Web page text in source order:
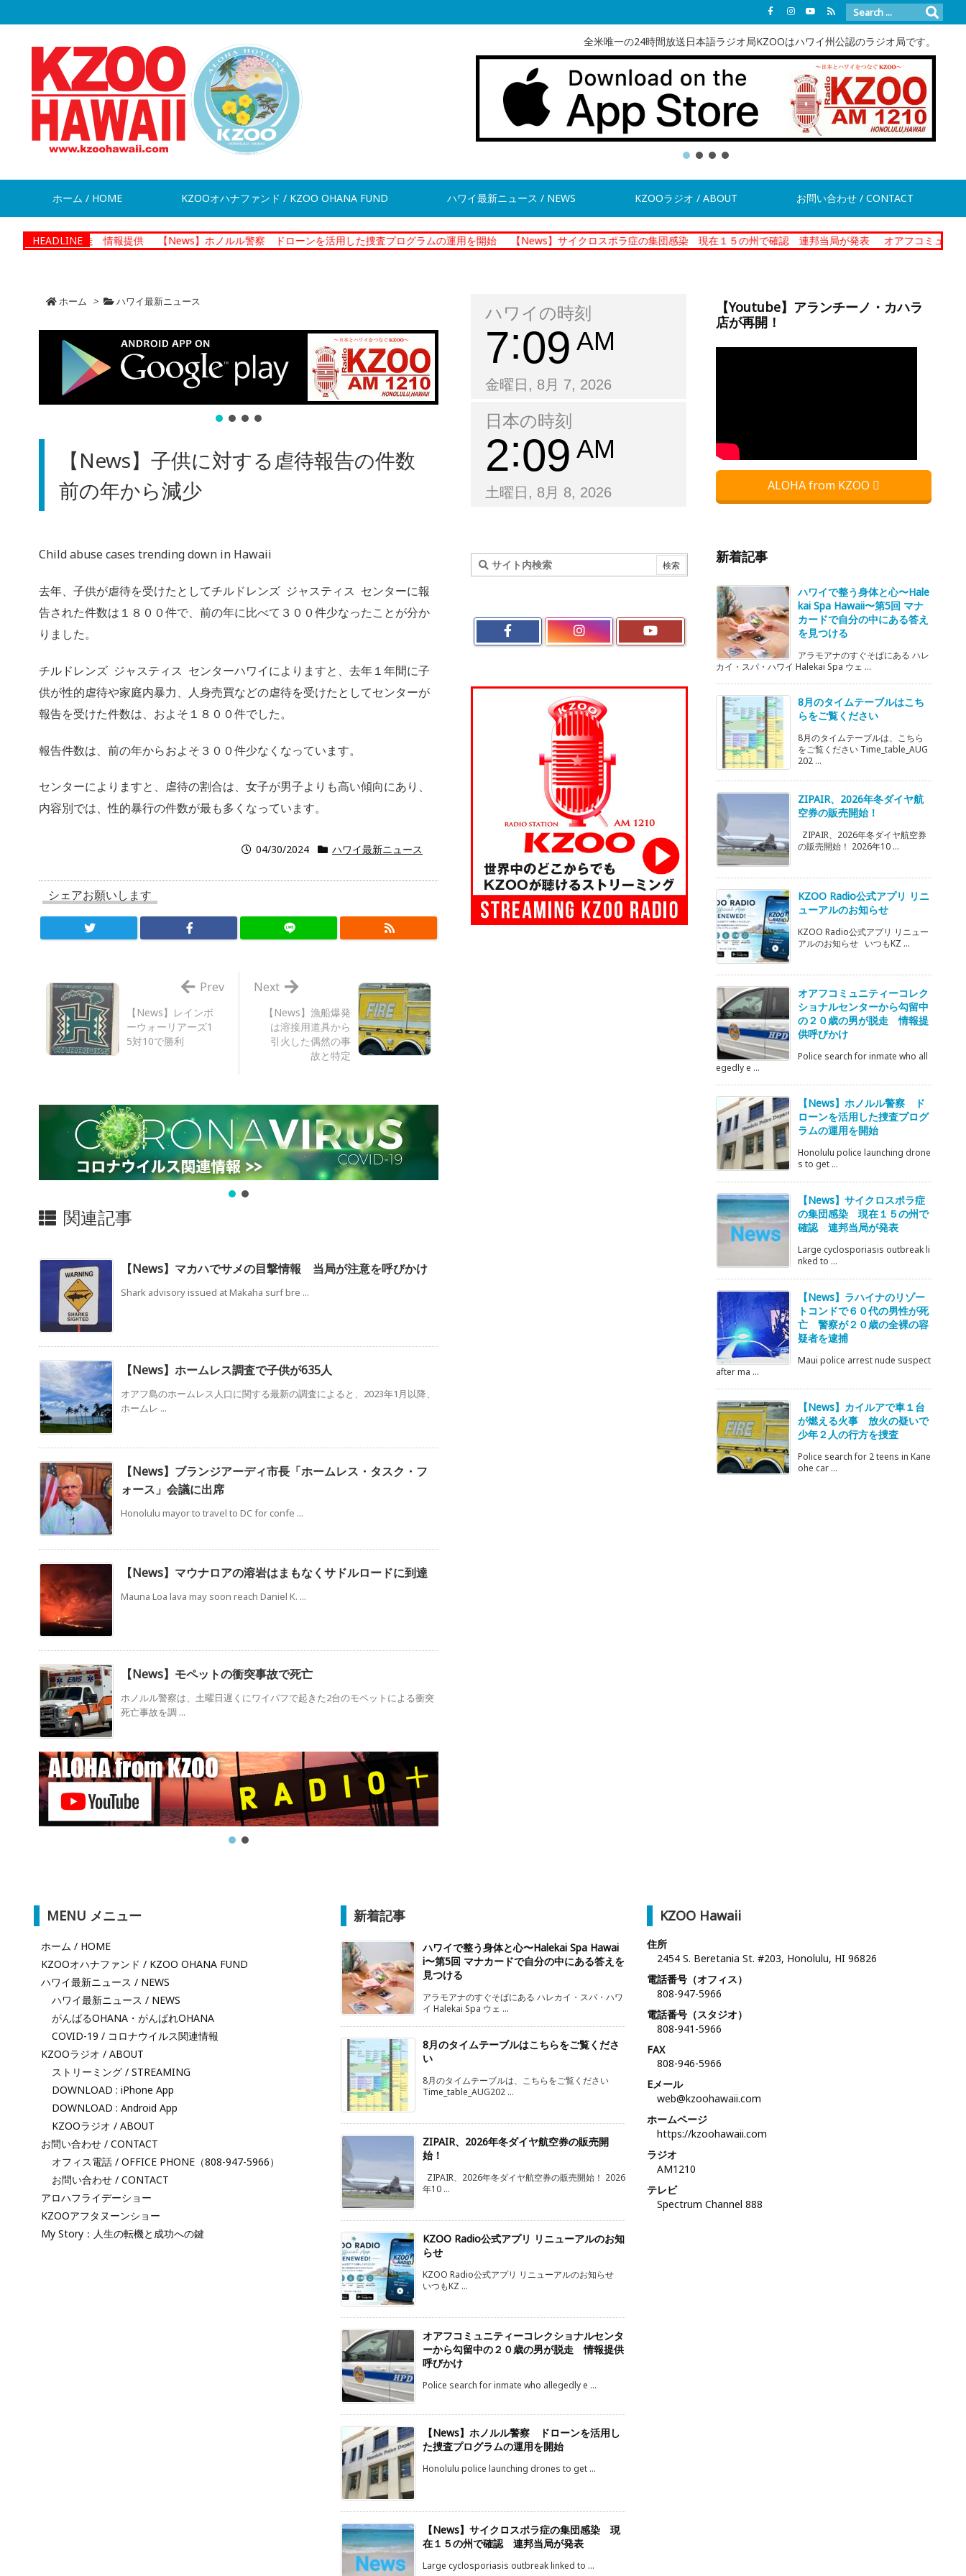
全米唯一の24時間放送日本語ラジオ局KZOOはハワイ州公認のラジオ局です。
ホーム / HOME KZOOオハナファンド / KZOO OHANA FUND ハワイ最新ニュース / NEWS KZOOラジオ / ABOUT お問い合わせ / CONTACT
HEADLINE
が脱走 情報提供 【News】ホノルル警察 ドローンを活用した捜査プログラムの運用を開始 【News】サイクロスポラ症の集団感染 現在１５の州で確認 連邦当局が発表 オアフコミュニティーコレク
ホーム > ハワイ最新ニュース
【News】子供に対する虐待報告の件数
前の年から減少
Child abuse cases trending down in Hawaii
去年、子供が虐待を受けたとしてチルドレンズ ジャスティス センターに報
告された件数は１８００件で、前の年に比べて３００件少なったことが分か
りました。
チルドレンズ ジャスティス センターハワイによりますと、去年１年間に子
供が性的虐待や家庭内暴力、人身売買などの虐待を受けたとしてセンターが
報告を受けた件数は、およそ１８００件でした。
報告件数は、前の年からおよそ３００件少なくなっています。
センターによりますと、虐待の割合は、女子が男子よりも高い傾向にあり、
内容別では、性的暴行の件数が最も多くなっています。
04/30/2024 ハワイ最新ニュース
シェアお願いします
【News】漁船爆発
は溶接用道具から
引火した偶然の事
故と特定
Next
【News】レインボ
ーウォーリアーズ1
5対10で勝利
Prev
関連記事
【News】マカハでサメの目撃情報 当局が注意を呼びかけ
Shark advisory issued at Makaha surf bre ...
【News】ホームレス調査で子供が635人
オアフ島のホームレス人口に関する最新の調査によると、2023年1月以降、
ホームレ ...
【News】ブランジアーディ市長「ホームレス・タスク・フ
ォース」会議に出席
Honolulu mayor to travel to DC for confe ...
【News】マウナロアの溶岩はまもなくサドルロードに到達
Mauna Loa lava may soon reach Daniel K. ...
【News】モペットの衝突事故で死亡
ホノルル警察は、土曜日遅くにワイパフで起きた2台のモペットによる衝突
死亡事故を調 ...
ハワイの時刻
7 09 AM
金曜日, 8月 7, 2026
日本の時刻
2 09 AM
土曜日, 8月 8, 2026
【Youtube】アランチーノ・カハラ
店が再開！
ALOHA from KZOO
新着記事
ハワイで整う身体と心〜Hale
kai Spa Hawaii〜第5回 マナ
カードで自分の中にある答え
を見つける
アラモアナのすぐそばにある ハレ
カイ・スパ・ハワイ Halekai Spa ウェ ...
8月のタイムテーブルはこち
らをご覧ください
8月のタイムテーブルは、こちら
をご覧ください Time_table_AUG
202 ...
ZIPAIR、2026年冬ダイヤ航
空券の販売開始！
ZIPAIR、2026年冬ダイヤ航空券
の販売開始！ 2026年10 ...
KZOO Radio公式アプリ リニ
ューアルのお知らせ
KZOO Radio公式アプリ リニュー
アルのお知らせ いつもKZ ...
オアフコミュニティーコレク
ショナルセンターから勾留中
の２０歳の男が脱走 情報提
供呼びかけ
Police search for inmate who all
egedly e ...
【News】ホノルル警察 ド
ローンを活用した捜査プログ
ラムの運用を開始
Honolulu police launching drone
s to get ...
【News】サイクロスポラ症
の集団感染 現在１５の州で
確認 連邦当局が発表
Large cyclosporiasis outbreak li
nked to ...
【News】ラハイナのリゾー
トコンドで６０代の男性が死
亡 警察が２０歳の全裸の容
疑者を逮捕
Maui police arrest nude suspect
after ma ...
【News】カイルアで車１台
が燃える火事 放火の疑いで
少年２人の行方を捜査
Police search for 2 teens in Kane
ohe car ...
MENU メニュー
ホーム / HOME
KZOOオハナファンド / KZOO OHANA FUND
ハワイ最新ニュース / NEWS
ハワイ最新ニュース / NEWS
がんばるOHANA・がんばれOHANA
COVID-19 / コロナウイルス関連情報
KZOOラジオ / ABOUT
ストリーミング / STREAMING
DOWNLOAD : iPhone App
DOWNLOAD : Android App
KZOOラジオ / ABOUT
お問い合わせ / CONTACT
オフィス電話 / OFFICE PHONE（808-947-5966）
お問い合わせ / CONTACT
アロハフライデーショー
KZOOアフタヌーンショー
My Story：人生の転機と成功への鍵
新着記事
ハワイで整う身体と心〜Halekai Spa Hawai
i〜第5回 マナカードで自分の中にある答えを
見つける
アラモアナのすぐそばにある ハレカイ・スパ・ハワ
イ Halekai Spa ウェ ...
8月のタイムテーブルはこちらをご覧くださ
い
8月のタイムテーブルは、こちらをご覧ください
Time_table_AUG202 ...
ZIPAIR、2026年冬ダイヤ航空券の販売開
始！
ZIPAIR、2026年冬ダイヤ航空券の販売開始！ 2026
年10 ...
KZOO Radio公式アプリ リニューアルのお知
らせ
KZOO Radio公式アプリ リニューアルのお知らせ
いつもKZ ...
オアフコミュニティーコレクショナルセンタ
ーから勾留中の２０歳の男が脱走 情報提供
呼びかけ
Police search for inmate who allegedly e ...
【News】ホノルル警察 ドローンを活用し
た捜査プログラムの運用を開始
Honolulu police launching drones to get ...
【News】サイクロスポラ症の集団感染 現
在１５の州で確認 連邦当局が発表
Large cyclosporiasis outbreak linked to ...
KZOO Hawaii
住所
2454 S. Beretania St. #203, Honolulu, HI 96826
電話番号（オフィス）
808-947-5966
電話番号（スタジオ）
808-941-5966
FAX
808-946-5966
Eメール
web@kzoohawaii.com
ホームページ
https://kzoohawaii.com
ラジオ
AM1210
テレビ
Spectrum Channel 888